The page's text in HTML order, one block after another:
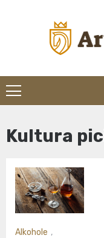
Kultura
Alkohole ,